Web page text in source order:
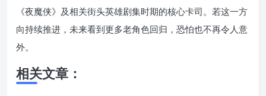
《夜魔侠》及相关街头英雄剧集时期的核心卡司。若这一方
向持续推进，未来看到更多老角色回归，恐怕也不再令人意
外。
相关文章：